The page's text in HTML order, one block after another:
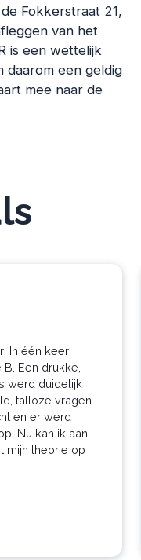
Fokkerstraat 21,
van het
is een wettelijk
daarom een geldig
mee naar de
In één keer
Een drukke,
werd duidelijk
talloze vragen
en er werd
Nu kan ik aan
mijn theorie op